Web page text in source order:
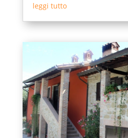
leggi tutto